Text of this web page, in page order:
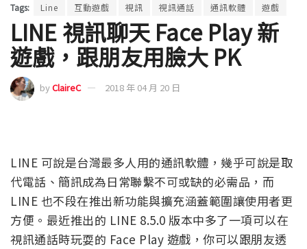
Tags: Line 互動遊戲 視訊 視訊通話 通訊軟體 遊戲
LINE 視訊聊天 Face Play 新
遊戲，跟朋友用臉大 PK
byClaireC 2018 年 04 月 20 日
LINE 可說是台灣最多人用的通訊軟體，幾乎可說是取
代電話、簡訊成為日常聯繫不可或缺的必需品，而
LINE 也不段在推出新功能與擴充涵蓋範圍讓使用者更
方便。最近推出的 LINE 8.5.0 版本中多了一項可以在
視訊通話時玩耍的 Face Play 遊戲，你可以跟朋友透